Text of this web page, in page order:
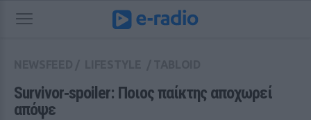
Survivor‑spoiler: Ποιος παίκτης αποχωρεί
απόψε